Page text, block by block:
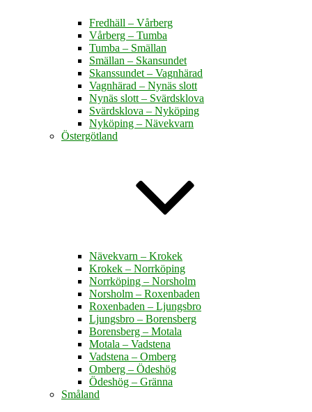
Fredhäll – Vårberg
Vårberg – Tumba
Tumba – Smällan
Smällan – Skansundet
Skanssundet – Vagnhärad
Vagnhärad – Nynäs slott
Nynäs slott – Svärdsklova
Svärdsklova – Nyköping
Nyköping – Nävekvarn
Östergötland
Nävekvarn – Krokek
Krokek – Norrköping
Norrköping – Norsholm
Norsholm – Roxenbaden
Roxenbaden – Ljungsbro
Ljungsbro – Borensberg
Borensberg – Motala
Motala – Vadstena
Vadstena – Omberg
Omberg – Ödeshög
Ödeshög – Gränna
Småland